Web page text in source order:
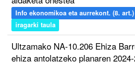
Info ekonomikoa eta aurrekont. (8. art.)
iragarki taula
Ultzamako NA-10.206 Ehiza
ehiza antolatzeko planaren